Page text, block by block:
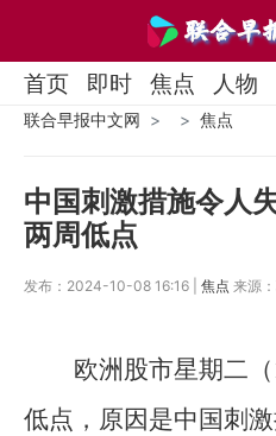
首页 即时 焦点 人物
联合早报中文网 焦点
中国刺激措施令人
两周低点
发布：2024-10-08 16:16 | 焦点 来源：
欧洲股市星期二
低点，原因是中国刺